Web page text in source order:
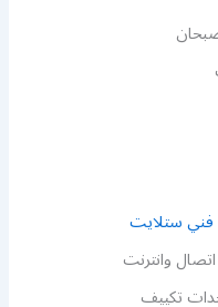
فني ستلايت
وانترنت
تكييف